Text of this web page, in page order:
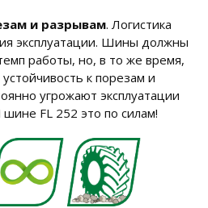
и разрывам. Логистика
эксплуатации. Шины должны
работы, но, в то же время,
к порезам и
угрожают эксплуатации
шине FL 252 это по силам!